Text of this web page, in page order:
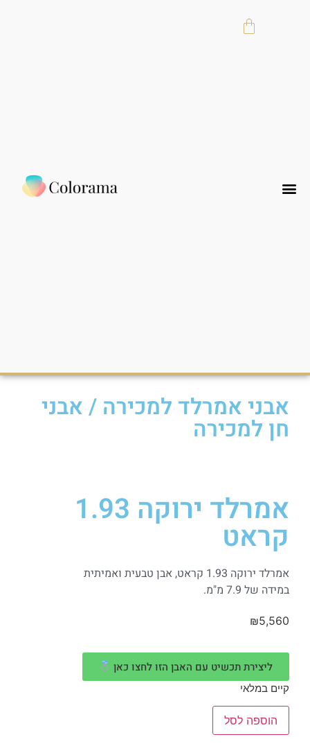
אבני אמרלד למכירה /אבני
חן למכירה
אמרלד ירוקה 1.93
קראט
אמרלד ירוקה 1.93 קראט, אבן טבעית ואמיתית
במידה של 7.9 מ"מ.
₪5,560
ליצירת תכשיט עם האבן הזו לחצו כאן
קיים במלאי
הוספה לסל